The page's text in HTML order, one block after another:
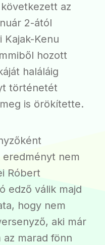
az
2-ától
Kajak-Kenu
hozott
haláláig
történetét
is örökítette.
eredményt nem
Róbert
edző válik majd
hogy nem
aki már
marad fönn